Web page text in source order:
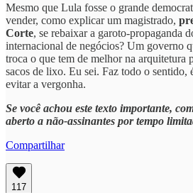
Mesmo que Lula fosse o grande
vender, como explicar um magistrado,
Corte, se rebaixar a garoto-propaganda
internacional de negócios? Um governo
troca o que tem de melhor na arquitetura
sacos de lixo. Eu sei. Faz todo o sentido,
evitar a vergonha.
Se você achou este texto importante,
aberto a não-assinantes por tempo
Compartilhar
117